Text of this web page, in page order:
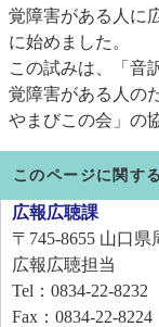
覚障害がある人に
に始めました。
この試みは、「音
覚障害がある人の
やまびこの会」の
このページに関す
広報広聴課
〒745-8655 山口県
広報広聴担当
Tel：0834-22-8232
Fax：0834-22-8224